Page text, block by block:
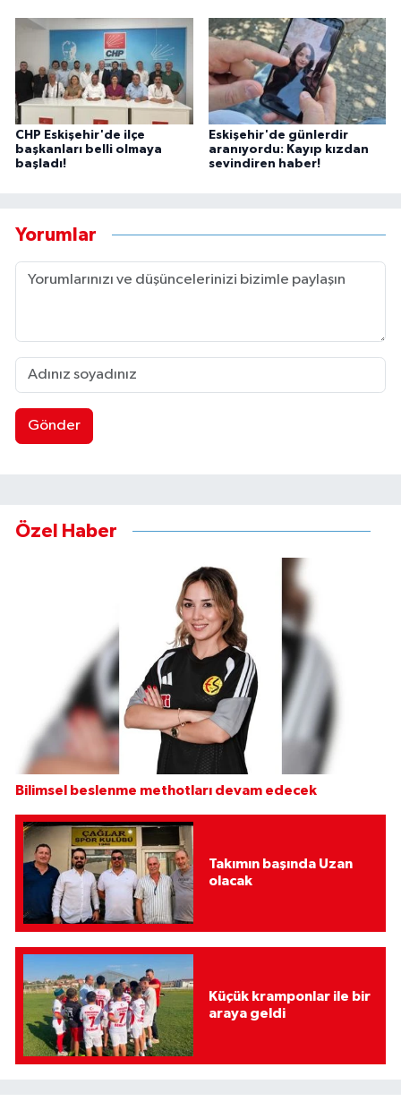
CHP Eskişehir'de ilçe
başkanları belli olmaya
başladı!
Eskişehir'de günlerdir
aranıyordu: Kayıp kızdan
sevindiren haber!
Yorumlar
Gönder
Özel Haber
Bilimsel beslenme methotları devam edecek
Takımın başında Uzan
olacak
Küçük kramponlar ile bir
araya geldi